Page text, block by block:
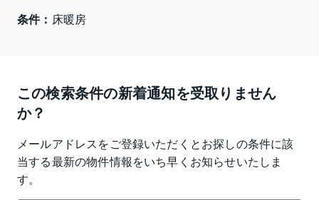
条件： 床暖房
この検索条件の新着通知を受取りません
か？
メールアドレスをご登録いただくとお探しの条件に該
当する最新の物件情報をいち早くお知らせいたしま
す。